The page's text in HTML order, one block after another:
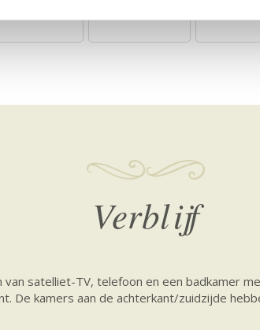
Verblijf
satelliet-TV, telefoon en een badkamer
De kamers aan de achterkant/zuidzijde